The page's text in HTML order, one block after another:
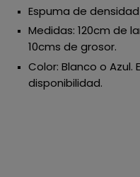
Espuma de
Medidas: 120cm de
10cms de grosor.
Color: Blanco o Azul.
disponibilidad.